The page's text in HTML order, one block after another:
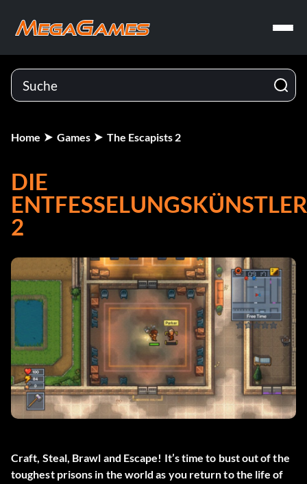
Home Games The Escapists 2
DIE
ENTFESSELUNGSKÜNSTLER
2
Craft, Steal, Brawl and Escape! It’s time to bust out of the
toughest prisons in the world as you return to the life of